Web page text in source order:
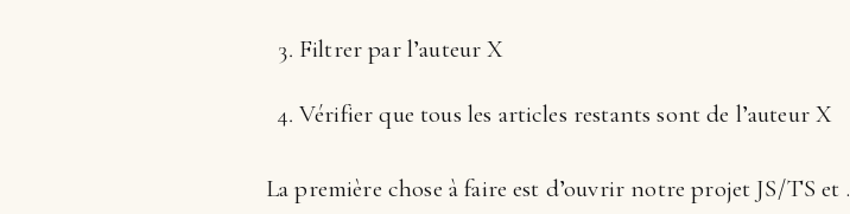
Filtrer par l’auteur X
Vérifier que tous les articles restants sont de l’auteur X
La première chose à faire est d’ouvrir notre projet JS/TS et .